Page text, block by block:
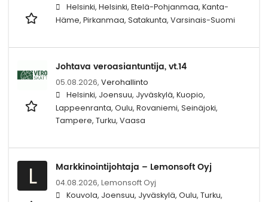
Helsinki, Helsinki, Etelä-Pohjanmaa, Kanta-
Häme, Pirkanmaa, Satakunta, Varsinais-Suomi
Johtava veroasiantuntija, vt.14
05.08.2026, Verohallinto
Helsinki, Joensuu, Jyväskylä, Kuopio,
Lappeenranta, Oulu, Rovaniemi, Seinäjoki,
Tampere, Turku, Vaasa
L Markkinointijohtaja – Lemonsoft Oyj
04.08.2026, Lemonsoft Oyj
Kouvola, Joensuu, Jyväskylä, Oulu, Turku,